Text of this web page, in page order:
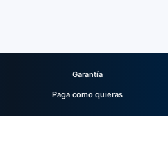
Garantía
Paga como quieras